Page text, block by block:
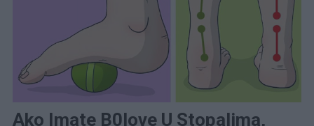
Ako Imate B0love U Stopalima,